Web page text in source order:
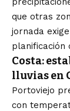
que otras
jornada
planificación
Costa:
lluvias en
Portoviejo
con